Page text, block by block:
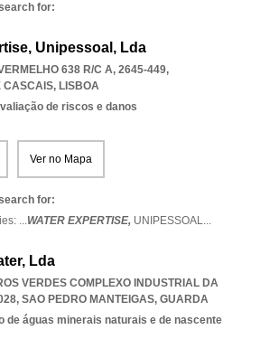
for:
Unipessoal, Lda
638 R/C A, 2645-449,
CASCAIS, LISBOA
de riscos e danos
Ver no Mapa
for:
...WATER EXPERTISE, UNIPESSOAL...
Lda
VERDES COMPLEXO INDUSTRIAL DA
, SAO PEDRO MANTEIGAS, GUARDA
de águas minerais naturais e de nascente